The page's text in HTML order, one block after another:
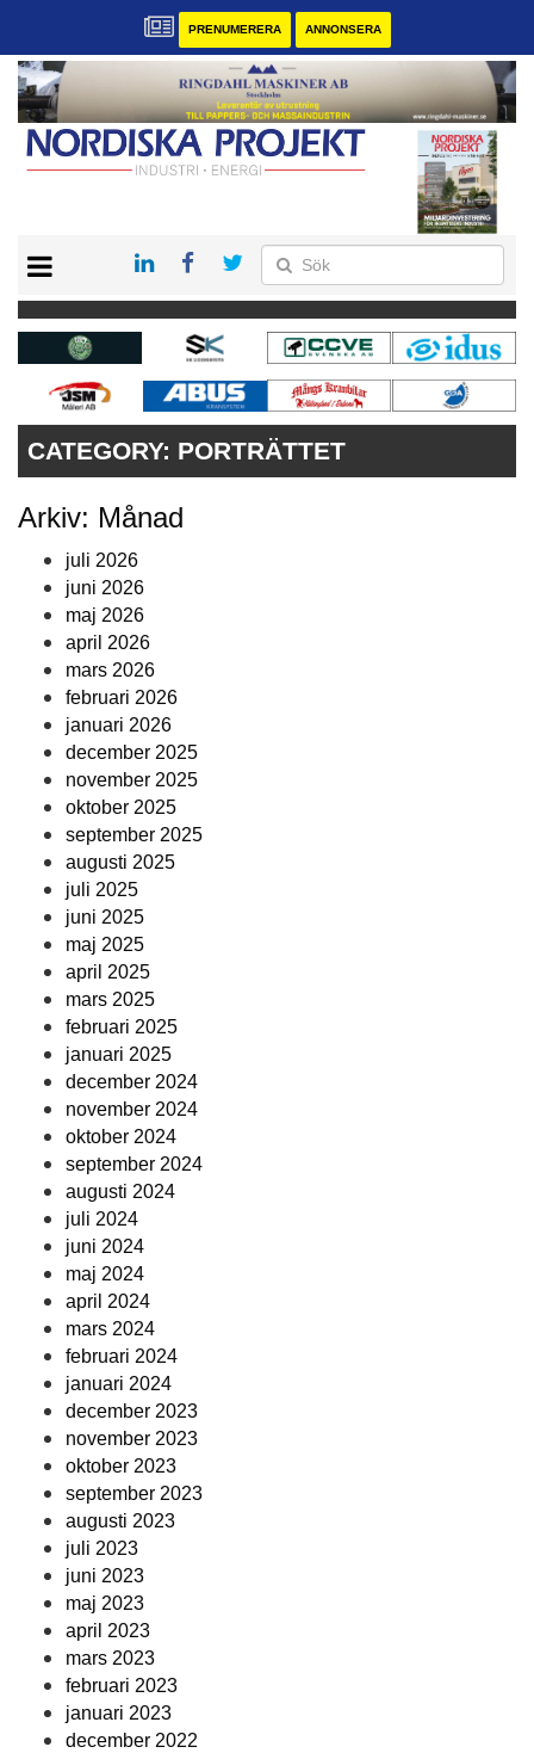
PRENUMERERA ANNONSERA
KONTAKT
VÅRA ANDRA MAGASIN
PRENUMERERA
ANNONSERA
CATEGORY: PORTRÄTTET
Arkiv: Månad
juli 2026
juni 2026
maj 2026
april 2026
mars 2026
februari 2026
januari 2026
december 2025
november 2025
oktober 2025
september 2025
augusti 2025
juli 2025
juni 2025
maj 2025
april 2025
mars 2025
februari 2025
januari 2025
december 2024
november 2024
oktober 2024
september 2024
augusti 2024
juli 2024
juni 2024
maj 2024
april 2024
mars 2024
februari 2024
januari 2024
december 2023
november 2023
oktober 2023
september 2023
augusti 2023
juli 2023
juni 2023
maj 2023
april 2023
mars 2023
februari 2023
januari 2023
december 2022